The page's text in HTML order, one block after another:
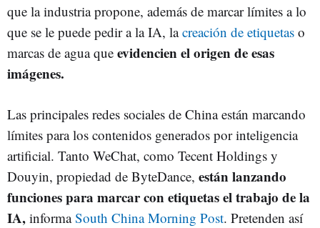
que la industria propone, además de marcar límites a lo
que se le puede pedir a la IA, lacreación de etiquetas o
marcas de agua que evidencien el origen de esas
imágenes.
Las principales redes sociales de China están marcando
límites para los contenidos generados por inteligencia
artificial. Tanto WeChat, como Tecent Holdings y
Douyin, propiedad de ByteDance, están lanzando
funciones para marcar con etiquetas el trabajo de la
IA, informaSouth China Morning Post. Pretenden así